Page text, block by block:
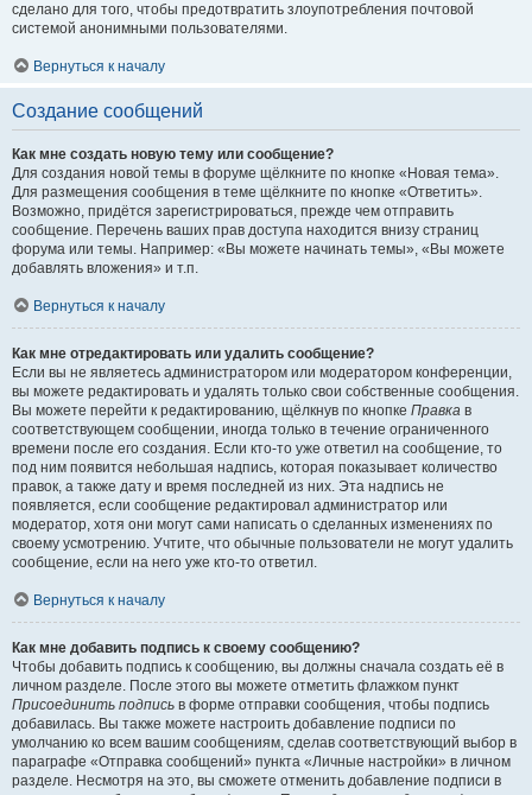
сделано для того, чтобы предотвратить злоупотребления почтовой
системой анонимными пользователями.
Вернуться к началу
Создание сообщений
Как мне создать новую тему или сообщение?
Для создания новой темы в форуме щёлкните по кнопке «Новая тема».
Для размещения сообщения в теме щёлкните по кнопке «Ответить».
Возможно, придётся зарегистрироваться, прежде чем отправить
сообщение. Перечень ваших прав доступа находится внизу страниц
форума или темы. Например: «Вы можете начинать темы», «Вы можете
добавлять вложения» и т.п.
Вернуться к началу
Как мне отредактировать или удалить сообщение?
Если вы не являетесь администратором или модератором конференции,
вы можете редактировать и удалять только свои собственные сообщения.
Вы можете перейти к редактированию, щёлкнув по кнопке Правка в
соответствующем сообщении, иногда только в течение ограниченного
времени после его создания. Если кто-то уже ответил на сообщение, то
под ним появится небольшая надпись, которая показывает количество
правок, а также дату и время последней из них. Эта надпись не
появляется, если сообщение редактировал администратор или
модератор, хотя они могут сами написать о сделанных изменениях по
своему усмотрению. Учтите, что обычные пользователи не могут удалить
сообщение, если на него уже кто-то ответил.
Вернуться к началу
Как мне добавить подпись к своему сообщению?
Чтобы добавить подпись к сообщению, вы должны сначала создать её в
личном разделе. После этого вы можете отметить флажком пункт
Присоединить подпись в форме отправки сообщения, чтобы подпись
добавилась. Вы также можете настроить добавление подписи по
умолчанию ко всем вашим сообщениям, сделав соответствующий выбор в
параграфе «Отправка сообщений» пункта «Личные настройки» в личном
разделе. Несмотря на это, вы сможете отменить добавление подписи в